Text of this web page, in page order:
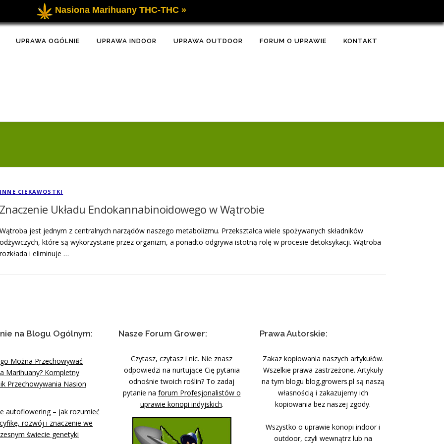
Nasiona Marihuany THC-THC »
UPRAWA OGÓLNIE UPRAWA INDOOR UPRAWA OUTDOOR FORUM O UPRAWIE KONTAKT
INNE CIEKAWOSTKI
Znaczenie Układu Endokannabinoidowego w Wątrobie
Wątroba jest jednym z centralnych narządów naszego metabolizmu. Przekształca wiele spożywanych składników
odżywczych, które są wykorzystane przez organizm, a ponadto odgrywa istotną rolę w procesie detoksykacji. Wątroba
rozkłada i eliminuje …
na Blogu Ogólnym:
Można Przechowywać
Marihuany? Kompletny
Przechowywania Nasion
autoflowering – jak rozumieć
rozwój i znaczenie we
świecie genetyki
Nasze Forum Grower:
Czytasz, czytasz i nic. Nie znasz
odpowiedzi na nurtujące Cię pytania
odnośnie twoich roślin? To zadaj
pytanie na forum Profesjonalistów o
uprawie konopi indyjskich.
Prawa Autorskie:
Zakaz kopiowania naszych artykułów.
Wszelkie prawa zastrzeżone. Artykuły
na tym blogu blog.growers.pl są naszą
własnością i zakazujemy ich
kopiowania bez naszej zgody.
Wszystko o uprawie konopi indoor i
outdoor, czyli wewnątrz lub na